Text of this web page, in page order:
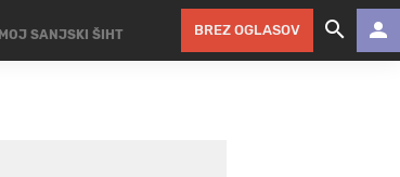
MOJ SANJSKI ŠIHT BREZ OGLASOV